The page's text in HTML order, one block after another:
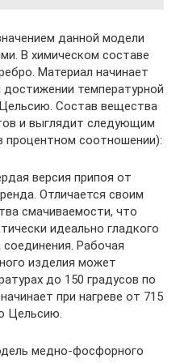
данной модели
В химическом составе
Материал начинает
температурной
Состав вещества
и выглядит следующим
процентном соотношении):
версия припоя от
Отличается своим
смачиваемости, что
идеально гладкого
соединения. Рабочая
изделия может
до 150 градусов по
при нагреве от 715
Цельсию.
медно-фосфорного